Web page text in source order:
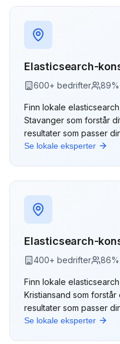
Elasticsearch-
600+ bedrifter 89
Finn lokale
Stavanger som forstår
resultater som passer
Se lokale eksperter
Elasticsearch-
400+ bedrifter 86
Finn lokale
Kristiansand som forstår
resultater som passer
Se lokale eksperter